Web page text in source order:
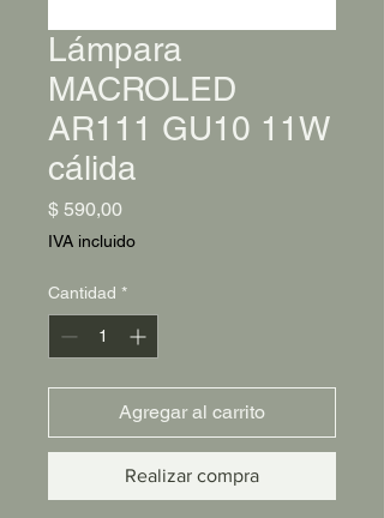
Lámpara
MACROLED
AR111 GU10 11W
cálida
$ 590,00Precio
IVA incluido
Cantidad *
Agregar al carrito
Realizar compra